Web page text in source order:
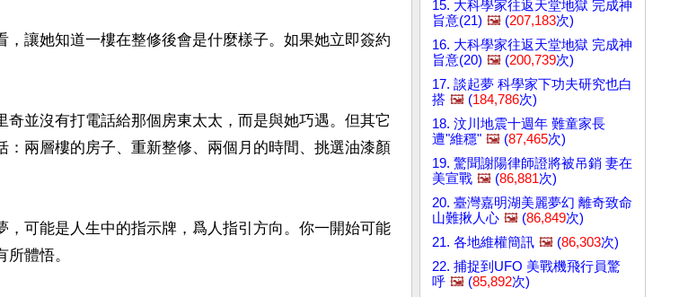
，讓她知道一樓在整修後會是什麼樣子。如果她立即簽約
奇並沒有打電話給那個房東太太，而是與她巧遇。但其它
：兩層樓的房子、重新整修、兩個月的時間、挑選油漆顏
，可能是人生中的指示牌，爲人指引方向。你一開始可能
體悟。
15. 大科學家往返天堂地獄 完成神
旨意(21) 🖼️ (207,183次)
16. 大科學家往返天堂地獄 完成神
旨意(20) 🖼️ (200,739次)
17. 談起夢 科學家下功夫研究也白
搭 🖼️ (184,786次)
18. 汶川地震十週年 難童家長
遭"維穩" 🖼️ (87,465次)
19. 驚聞謝陽律師證將被吊銷 妻在
美宣戰 🖼️ (86,881次)
20. 臺灣嘉明湖美麗夢幻 離奇致命
山難揪人心 🖼️ (86,849次)
21. 各地維權簡訊 🖼️ (86,303次)
22. 捕捉到UFO 美戰機飛行員驚
呼 🖼️ (85,892次)